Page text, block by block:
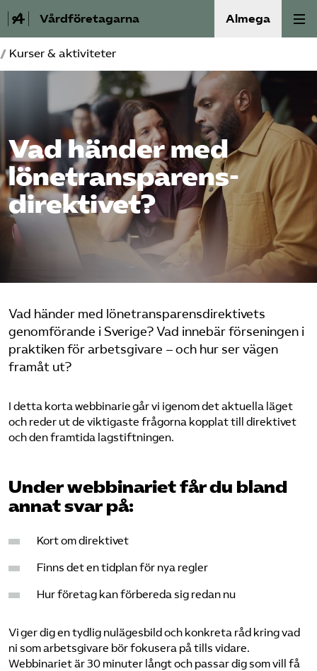
Vårdföretagarna Almega
Valmanifest
Medlemskap
Aktiviteter
Våra frågor
Pressrum
Mina sidor
Privat Vårdfakta
Logga in på Arbetsgivarguiden
Sök på vardforetagarna.se
Press
/ Kurser & aktiviteter
Vad händer med
lönetransparens­
direktivet?
Vad händer med lönetransparensdirektivets
genomförande i Sverige? Vad innebär förseningen i
praktiken för arbetsgivare – och hur ser vägen
framåt ut?
I detta korta webbinarie går vi igenom det aktuella läget
och reder ut de viktigaste frågorna kopplat till direktivet
och den framtida lagstiftningen.
Under webbinariet får du bland
annat svar på:
Kort om direktivet
Finns det en tidplan för nya regler
Hur företag kan förbereda sig redan nu
Vi ger dig en tydlig nulägesbild och konkreta råd kring vad
ni som arbetsgivare bör fokusera på tills vidare.
Webbinariet är 30 minuter långt och passar dig som vill få